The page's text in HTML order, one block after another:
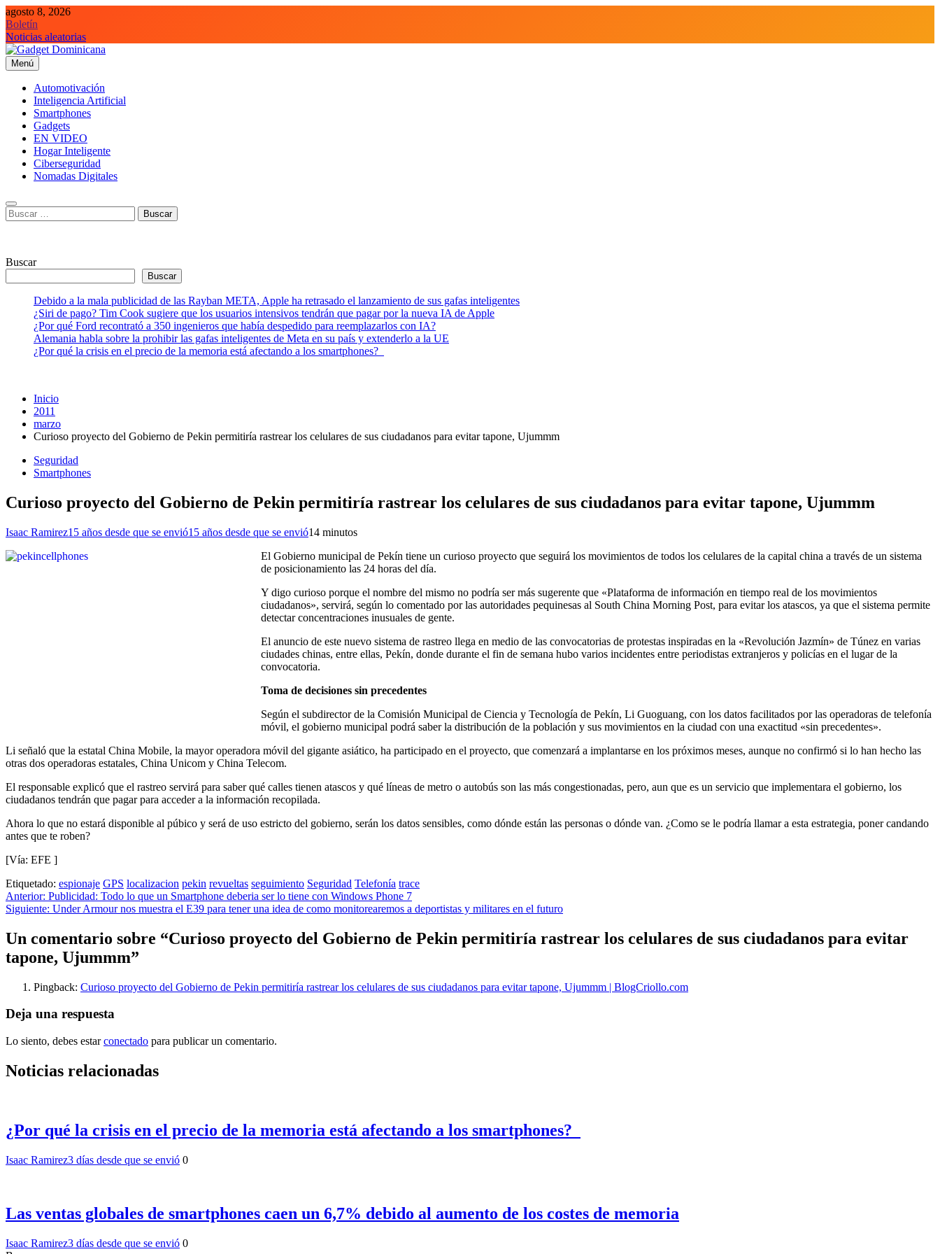
Saltar
al
contenido
agosto 8, 2026
Boletín
Noticias aleatorias
Gadget Dominicana
Gadgets, Autos y Tecnología de consumo
Menú
Automotivación
Inteligencia Artificial
Smartphones
Gadgets
EN VIDEO
Hogar Inteligente
Ciberseguridad
Nomadas Digitales
Buscar:
Buscar
Buscar
Debido a la mala publicidad de las Rayban META, Apple ha retrasado el lanzamiento de sus gafas inteligentes
¿Siri de pago? Tim Cook sugiere que los usuarios intensivos tendrán que pagar por la nueva IA de Apple
¿Por qué Ford recontrató a 350 ingenieros que había despedido para reemplazarlos con IA?
Alemania habla sobre la prohibir las gafas inteligentes de Meta en su país y extenderlo a la UE
¿Por qué la crisis en el precio de la memoria está afectando a los smartphones?
Inicio
2011
marzo
Curioso proyecto del Gobierno de Pekin permitiría rastrear los celulares de sus ciudadanos para evitar tapone, Ujummm
Seguridad
Smartphones
Curioso proyecto del Gobierno de Pekin permitiría rastrear los celulares de sus ciudadanos para evitar tapone, Ujummm
Isaac Ramirez15 años desde que se envió15 años desde que se envió14 minutos
El Gobierno municipal de Pekín tiene un curioso proyecto que seguirá los movimientos de todos los celulares de la capital china a través de un sistema
de posicionamiento las 24 horas del día.
Y digo curioso porque el nombre del mismo no podría ser más sugerente que «Plataforma de información en tiempo real de los movimientos
ciudadanos», servirá, según lo comentado por las autoridades pequinesas al South China Morning Post, para evitar los atascos, ya que el sistema permite
detectar concentraciones inusuales de gente.
El anuncio de este nuevo sistema de rastreo llega en medio de las convocatorias de protestas inspiradas en la «Revolución Jazmín» de Túnez en varias
ciudades chinas, entre ellas, Pekín, donde durante el fin de semana hubo varios incidentes entre periodistas extranjeros y policías en el lugar de la
convocatoria.
Toma de decisiones sin precedentes
Según el subdirector de la Comisión Municipal de Ciencia y Tecnología de Pekín, Li Guoguang, con los datos facilitados por las operadoras de telefonía
móvil, el gobierno municipal podrá saber la distribución de la población y sus movimientos en la ciudad con una exactitud «sin precedentes».
Li señaló que la estatal China Mobile, la mayor operadora móvil del gigante asiático, ha participado en el proyecto, que comenzará a implantarse en los próximos meses, aunque no confirmó si lo han hecho las
otras dos operadoras estatales, China Unicom y China Telecom.
El responsable explicó que el rastreo servirá para saber qué calles tienen atascos y qué líneas de metro o autobús son las más congestionadas, pero, aun que es un servicio que implementara el gobierno, los
ciudadanos tendrán que pagar para acceder a la información recopilada.
Ahora lo que no estará disponible al púbico y será de uso estricto del gobierno, serán los datos sensibles, como dónde están las personas o dónde van. ¿Como se le podría llamar a esta estrategia, poner candando
antes que te roben?
[Vía: EFE ]
Etiquetado: espionaje GPS localizacion pekin revueltas seguimiento Seguridad Telefonía trace
Navegación
de
entradas
Anterior: Publicidad: Todo lo que un Smartphone deberia ser lo tiene con Windows Phone 7
Siguiente: Under Armour nos muestra el E39 para tener una idea de como monitorearemos a deportistas y militares en el futuro
Un comentario sobre “Curioso proyecto del Gobierno de Pekin permitiría rastrear los celulares de sus ciudadanos para evitar
tapone, Ujummm”
Pingback: Curioso proyecto del Gobierno de Pekin permitiría rastrear los celulares de sus ciudadanos para evitar tapone, Ujummm | BlogCriollo.com
Deja una respuesta
Lo siento, debes estarconectado para publicar un comentario.
Noticias relacionadas
¿Por qué la crisis en el precio de la memoria está afectando a los smartphones?
Isaac Ramirez3 días desde que se envió 0
Las ventas globales de smartphones caen un 6,7% debido al aumento de los costes de memoria
Isaac Ramirez3 días desde que se envió 0